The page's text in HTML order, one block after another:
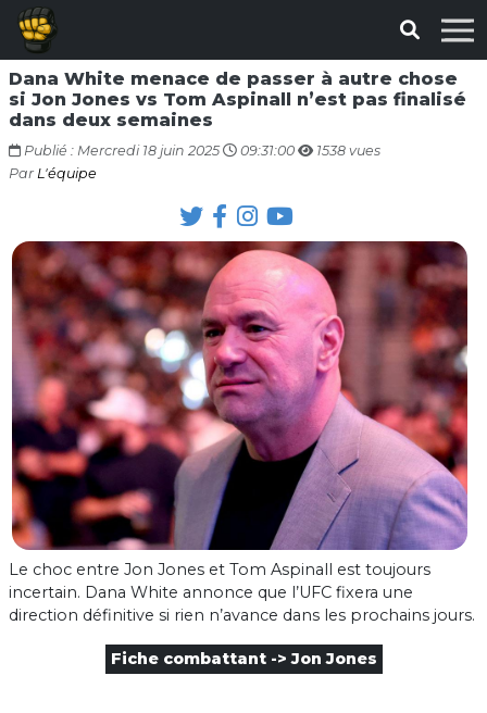
Dana White menace de passer à autre chose
si Jon Jones vs Tom Aspinall n’est pas finalisé
dans deux semaines
Publié : Mercredi 18 juin 2025 09:31:00
1538 vues
Par L'équipe
Le choc entre Jon Jones et Tom Aspinall est toujours
incertain. Dana White annonce que l’UFC fixera une
direction définitive si rien n’avance dans les prochains jours.
Fiche combattant -> Jon Jones